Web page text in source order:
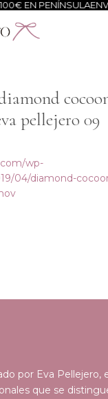
EN PENÍNSULA
pellejero 09
wp-
04/diamond-
por Eva
que se